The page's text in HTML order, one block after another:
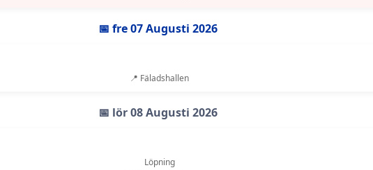
📅 fre 07 Augusti 2026
📍 Fäladshallen
📅 lör 08 Augusti 2026
Löpning